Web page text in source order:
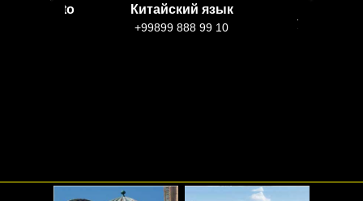
Vito Китайский язык
+99899 888 99 10